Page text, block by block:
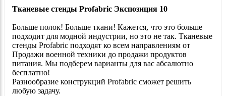
Тканевые стенды Profabric Экспозиция 10
Больше полок! Больше ткани! Кажется, что это больше
подходит для модной индустрии, но это не так. Тканевые
стенды Profabric подходят ко всем направлениям от
Продажи военной техники до продажи продуктов
питания. Мы подберем варианты для вас абсалютно
бесплатно!
Разнообразие конструкций Profabric сможет решить
любую задачу.